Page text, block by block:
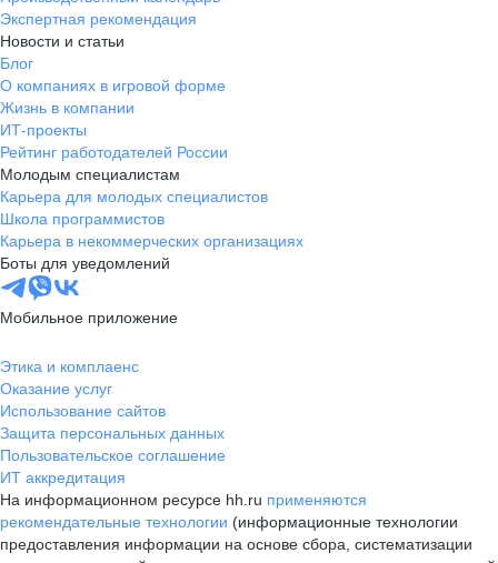
Экспертная рекомендация
Новости и статьи
Блог
О компаниях в игровой форме
Жизнь в компании
ИТ-проекты
Рейтинг работодателей России
Молодым специалистам
Карьера для молодых специалистов
Школа программистов
Карьера в некоммерческих организациях
Боты для уведомлений
Мобильное приложение
Этика и комплаенс
Оказание услуг
Использование сайтов
Защита персональных данных
Пользовательское соглашение
ИТ аккредитация
На информационном ресурсе hh.ru применяются
рекомендательные технологии (информационные технологии
предоставления информации на основе сбора, систематизации